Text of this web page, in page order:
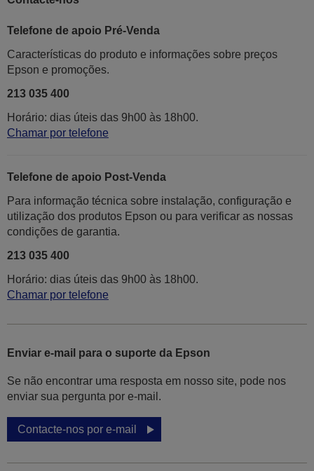
Telefone de apoio Pré-Venda
Características do produto e informações sobre preços
Epson e promoções.
213 035 400
Horário: dias úteis das 9h00 às 18h00.
Chamar por telefone
Telefone de apoio Post-Venda
Para informação técnica sobre instalação, configuração e
utilização dos produtos Epson ou para verificar as nossas
condições de garantia.
213 035 400
Horário: dias úteis das 9h00 às 18h00.
Chamar por telefone
Enviar e-mail para o suporte da Epson
Se não encontrar uma resposta em nosso site, pode nos
enviar sua pergunta por e-mail.
Contacte-nos por e-mail